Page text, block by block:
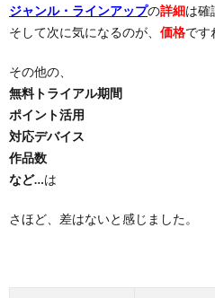
ジャンル・ラインアップの詳細は確
そして次に気になるのが、 価格です
その他の、
無料トライアル期間
ポイント活用
対応デバイス
作品数
など…は
さほど、差はないと感じました。